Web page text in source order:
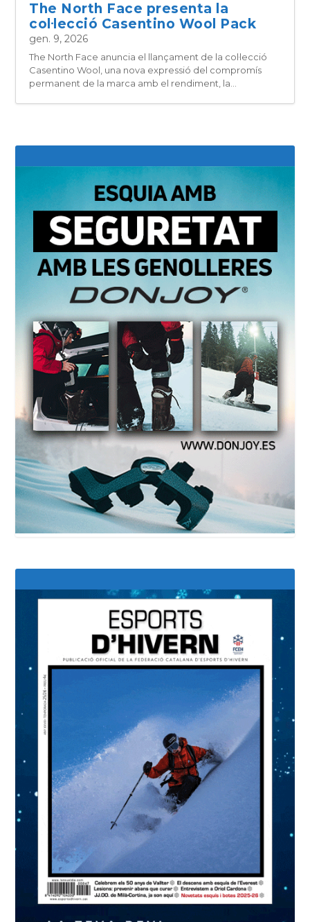
The North Face presenta la
col·lecció Casentino Wool Pack
gen. 9, 2026
The North Face anuncia el llançament de la col·lecció
Casentino Wool, una nova expressió del compromís
permanent de la marca amb el rendiment, la...